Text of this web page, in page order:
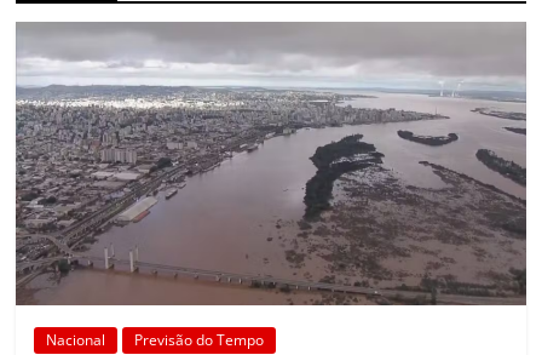
do
Brasil
e
do
mundo.
Nacional Previsão do Tempo